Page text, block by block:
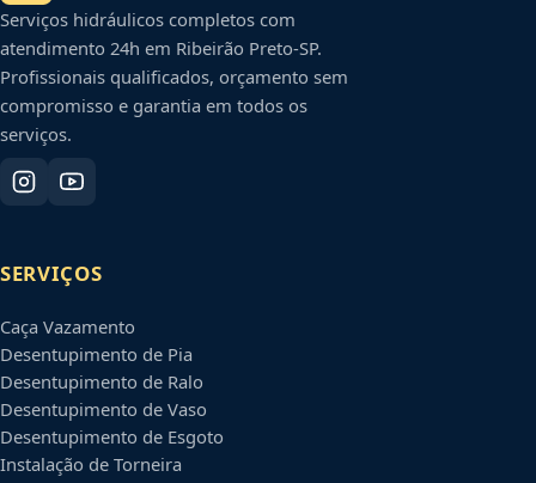
Serviços hidráulicos completos com
atendimento 24h em Ribeirão Preto-SP.
Profissionais qualificados, orçamento sem
compromisso e garantia em todos os
serviços.
SERVIÇOS
Caça Vazamento
Desentupimento de Pia
Desentupimento de Ralo
Desentupimento de Vaso
Desentupimento de Esgoto
Instalação de Torneira